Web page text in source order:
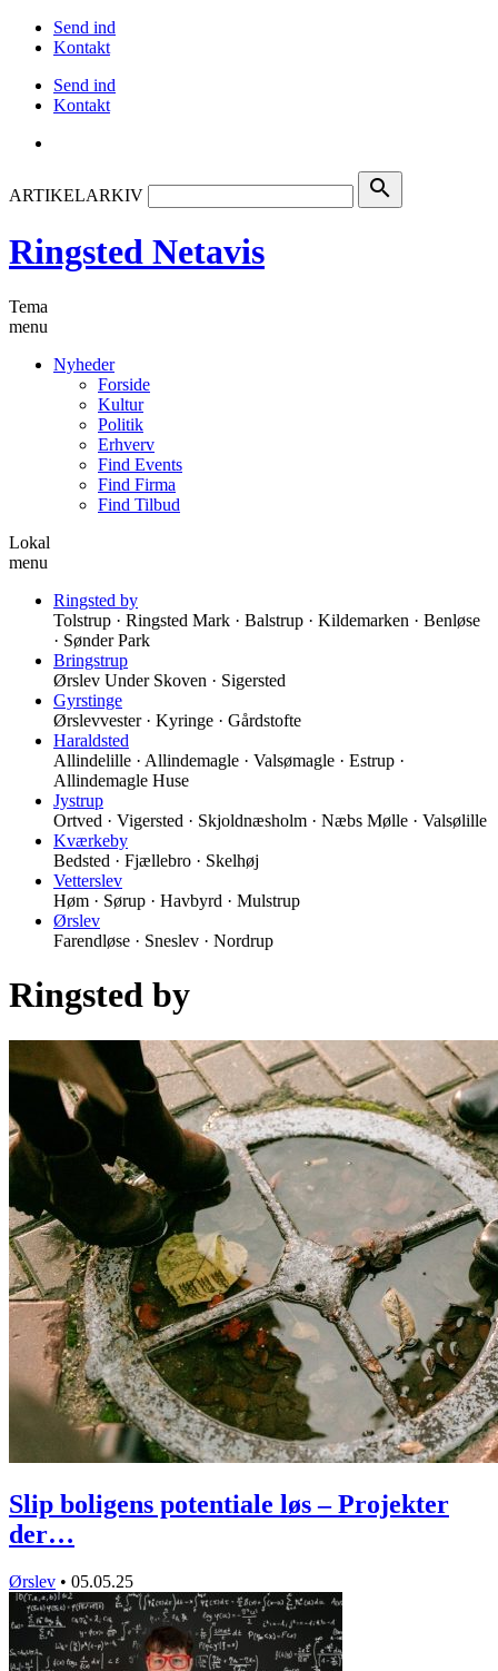
Send ind
Kontakt
Send ind
Kontakt
ARTIKELARKIV search
Ringsted Netavis
Tema
menu
Nyheder
Forside
Kultur
Politik
Erhverv
Find Events
Find Firma
Find Tilbud
Lokal
menu
Ringsted by
Tolstrup · Ringsted Mark · Balstrup · Kildemarken · Benløse
· Sønder Park
Bringstrup
Ørslev Under Skoven · Sigersted
Gyrstinge
Ørslevvester · Kyringe · Gårdstofte
Haraldsted
Allindelille · Allindemagle · Valsømagle · Estrup ·
Allindemagle Huse
Jystrup
Ortved · Vigersted · Skjoldnæsholm · Næbs Mølle · Valsølille
Kværkeby
Bedsted · Fjællebro · Skelhøj
Vetterslev
Høm · Sørup · Havbyrd · Mulstrup
Ørslev
Farendløse · Sneslev · Nordrup
Ringsted by
Slip boligens potentiale løs – Projekter
der…
Ørslev • 05.05.25